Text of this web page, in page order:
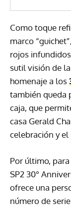
Como toque
marco
rojos
sutil visión de
homenaje a los
también queda
caja, que
casa Gerald
celebración y
Por último,
SP2 30°
ofrece una
número de